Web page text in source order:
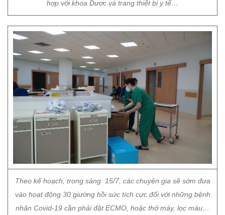
hợp với khoa Dược và trang thiết bị y tế…
Theo kế hoạch, trong sáng 15/7, các chuyên gia sẽ sớm đưa
vào hoạt động 30 giường hồi sức tích cực đối với những bệnh
nhân Covid-19 cần phải đặt ECMO, hoặc thở máy, lọc máu…